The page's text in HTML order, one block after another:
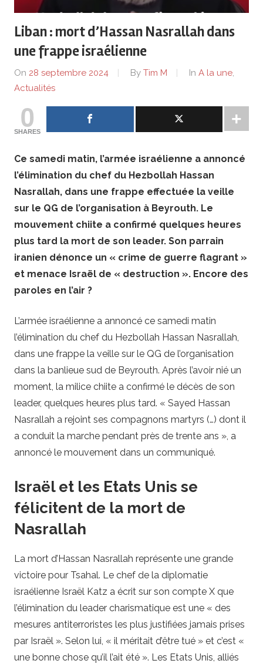
de
lentreprise
et
ses
dirigeants
Liban : mort d’Hassan Nasrallah dans
une frappe israélienne
On 28 septembre 2024 By Tim M In A la une,
Actualités
0
SHARES
Ce samedi matin, l’armée israélienne a annoncé
l’élimination du chef du Hezbollah Hassan
Nasrallah, dans une frappe effectuée la veille
sur le QG de l’organisation à Beyrouth. Le
mouvement chiite a confirmé quelques heures
plus tard la mort de son leader. Son parrain
iranien dénonce un « crime de guerre flagrant »
et menace Israël de « destruction ». Encore des
paroles en l’air ?
L’armée israélienne a annoncé ce samedi matin
l’élimination du chef du Hezbollah Hassan Nasrallah,
dans une frappe la veille sur le QG de l’organisation
dans la banlieue sud de Beyrouth. Après l’avoir nié un
moment, la milice chiite a confirmé le décès de son
leader, quelques heures plus tard. « Sayed Hassan
Nasrallah a rejoint ses compagnons martyrs (…) dont il
a conduit la marche pendant près de trente ans », a
annoncé le mouvement dans un communiqué.
Israël et les Etats Unis se
félicitent de la mort de
Nasrallah
La mort d’Hassan Nasrallah représente une grande
victoire pour Tsahal. Le chef de la diplomatie
israélienne Israël Katz a écrit sur son compte X que
l’élimination du leader charismatique est une « des
mesures antiterroristes les plus justifiées jamais prises
par Israël ». Selon lui, « il méritait d’être tué » et c’est «
une bonne chose qu’il l’ait été ». Les Etats Unis, alliés